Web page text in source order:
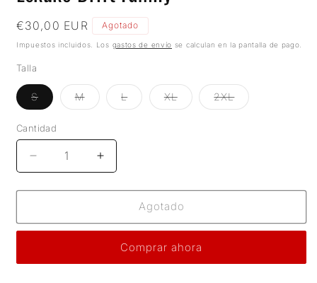
Precio
habitual
€30,00 EUR Agotado
Impuestos incluidos. Los gastos de envío se calculan en la pantalla de pago.
Talla
SVariante
agotada
no
disponible
MVariante
agotada
LVariante
agotada
XLVariante
agotada
2XLVariante
agotada
Cantidad
Cantidad
Reducir
cantidad
para
Dreams
–
Aumentar
cantidad
para
&quot;Turning
Dreams
Reality&quot;
–
Agotado
Comprar ahora